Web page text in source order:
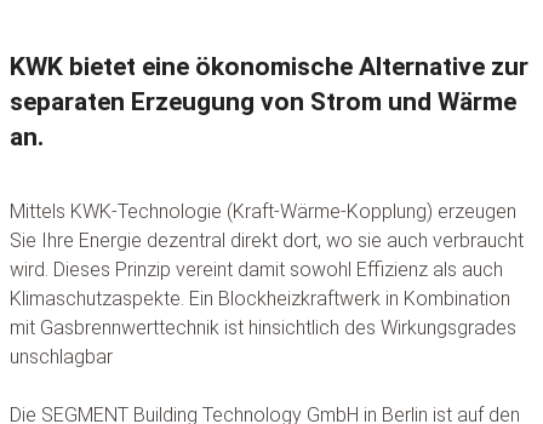
KWK bietet eine ökonomische Alternative zur
separaten Erzeugung von Strom und Wärme
an.
Mittels KWK-Technologie (Kraft-Wärme-Kopplung) erzeugen
Sie Ihre Energie dezentral direkt dort, wo sie auch verbraucht
wird. Dieses Prinzip vereint damit sowohl Effizienz als auch
Klimaschutzaspekte. Ein Blockheizkraftwerk in Kombination
mit Gasbrennwerttechnik ist hinsichtlich des Wirkungsgrades
unschlagbar
Die SEGMENT Building Technology GmbH in Berlin ist auf den